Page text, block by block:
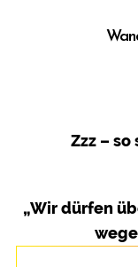
Zzz –
„Wir dürfen